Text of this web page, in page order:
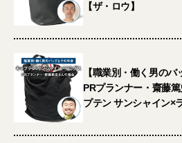
【ザ・ロウ】
【職業別・働く男のバ
PRプランナー・齋藤
プテン サンシャイン×